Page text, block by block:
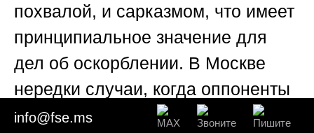
похвалой, и сарказмом, что имеет
принципиальное значение для
дел об оскорблении. В Москве
нередки случаи, когда оппоненты
представляют отредактированные
info@fse.ms